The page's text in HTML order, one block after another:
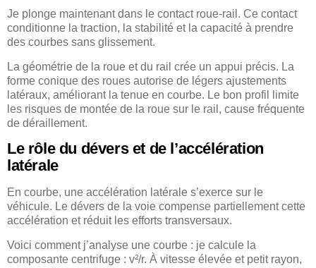
Je plonge maintenant dans le contact roue-rail. Ce contact
conditionne la traction, la stabilité et la capacité à prendre
des courbes sans glissement.
La géométrie de la roue et du rail crée un appui précis. La
forme conique des roues autorise de légers ajustements
latéraux, améliorant la tenue en courbe. Le bon profil limite
les risques de montée de la roue sur le rail, cause fréquente
de déraillement.
Le rôle du dévers et de l’accélération
latérale
En courbe, une accélération latérale s’exerce sur le
véhicule. Le dévers de la voie compense partiellement cette
accélération et réduit les efforts transversaux.
Voici comment j’analyse une courbe : je calcule la
composante centrifuge : v²/r. À vitesse élevée et petit rayon,